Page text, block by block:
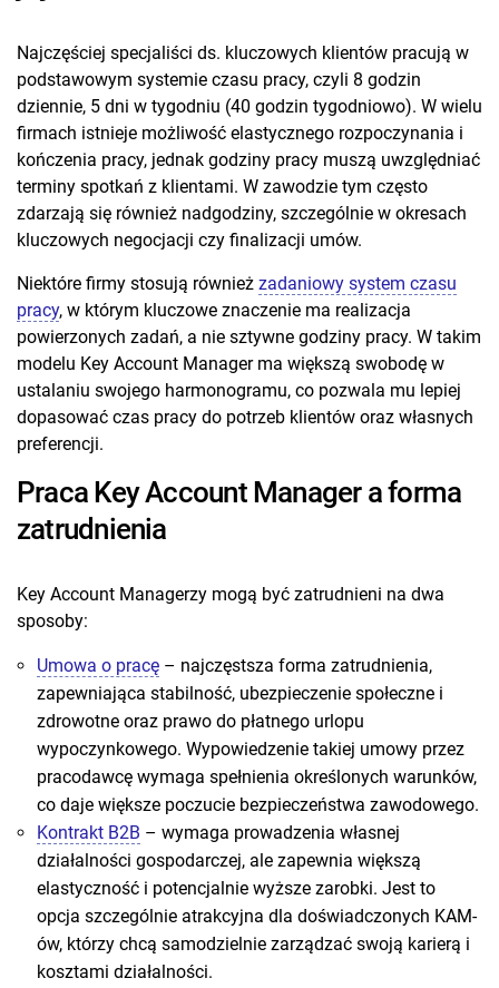
Najczęściej specjaliści ds. kluczowych klientów pracują w
podstawowym systemie czasu pracy, czyli 8 godzin
dziennie, 5 dni w tygodniu (40 godzin tygodniowo). W wielu
firmach istnieje możliwość elastycznego rozpoczynania i
kończenia pracy, jednak godziny pracy muszą uwzględniać
terminy spotkań z klientami. W zawodzie tym często
zdarzają się również nadgodziny, szczególnie w okresach
kluczowych negocjacji czy finalizacji umów.
Niektóre firmy stosują również zadaniowy system czasu
pracy, w którym kluczowe znaczenie ma realizacja
powierzonych zadań, a nie sztywne godziny pracy. W takim
modelu Key Account Manager ma większą swobodę w
ustalaniu swojego harmonogramu, co pozwala mu lepiej
dopasować czas pracy do potrzeb klientów oraz własnych
preferencji.
Praca Key Account Manager a forma
zatrudnienia
Key Account Managerzy mogą być zatrudnieni na dwa
sposoby:
Umowa o pracę – najczęstsza forma zatrudnienia,
zapewniająca stabilność, ubezpieczenie społeczne i
zdrowotne oraz prawo do płatnego urlopu
wypoczynkowego. Wypowiedzenie takiej umowy przez
pracodawcę wymaga spełnienia określonych warunków,
co daje większe poczucie bezpieczeństwa zawodowego.
Kontrakt B2B – wymaga prowadzenia własnej
działalności gospodarczej, ale zapewnia większą
elastyczność i potencjalnie wyższe zarobki. Jest to
opcja szczególnie atrakcyjna dla doświadczonych KAM-
ów, którzy chcą samodzielnie zarządzać swoją karierą i
kosztami działalności.